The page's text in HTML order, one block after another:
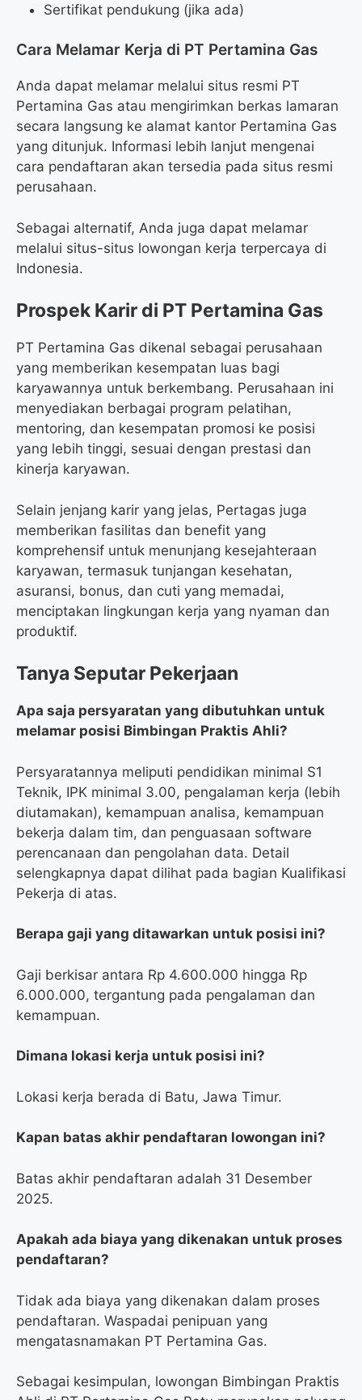
Sertifikat pendukung (jika ada)
Cara Melamar Kerja di PT Pertamina Gas
Anda dapat melamar melalui situs resmi PT
Pertamina Gas atau mengirimkan berkas lamaran
secara langsung ke alamat kantor Pertamina Gas
yang ditunjuk. Informasi lebih lanjut mengenai
cara pendaftaran akan tersedia pada situs resmi
perusahaan.
Sebagai alternatif, Anda juga dapat melamar
melalui situs-situs lowongan kerja terpercaya di
Indonesia.
Prospek Karir di PT Pertamina Gas
PT Pertamina Gas dikenal sebagai perusahaan
yang memberikan kesempatan luas bagi
karyawannya untuk berkembang. Perusahaan ini
menyediakan berbagai program pelatihan,
mentoring, dan kesempatan promosi ke posisi
yang lebih tinggi, sesuai dengan prestasi dan
kinerja karyawan.
Selain jenjang karir yang jelas, Pertagas juga
memberikan fasilitas dan benefit yang
komprehensif untuk menunjang kesejahteraan
karyawan, termasuk tunjangan kesehatan,
asuransi, bonus, dan cuti yang memadai,
menciptakan lingkungan kerja yang nyaman dan
produktif.
Tanya Seputar Pekerjaan
Apa saja persyaratan yang dibutuhkan untuk
melamar posisi Bimbingan Praktis Ahli?
Persyaratannya meliputi pendidikan minimal S1
Teknik, IPK minimal 3.00, pengalaman kerja (lebih
diutamakan), kemampuan analisa, kemampuan
bekerja dalam tim, dan penguasaan software
perencanaan dan pengolahan data. Detail
selengkapnya dapat dilihat pada bagian Kualifikasi
Pekerja di atas.
Berapa gaji yang ditawarkan untuk posisi ini?
Gaji berkisar antara Rp 4.600.000 hingga Rp
6.000.000, tergantung pada pengalaman dan
kemampuan.
Dimana lokasi kerja untuk posisi ini?
Lokasi kerja berada di Batu, Jawa Timur.
Kapan batas akhir pendaftaran lowongan ini?
Batas akhir pendaftaran adalah 31 Desember
2025.
Apakah ada biaya yang dikenakan untuk proses
pendaftaran?
Tidak ada biaya yang dikenakan dalam proses
pendaftaran. Waspadai penipuan yang
mengatasnamakan PT Pertamina Gas.
Sebagai kesimpulan, lowongan Bimbingan Praktis